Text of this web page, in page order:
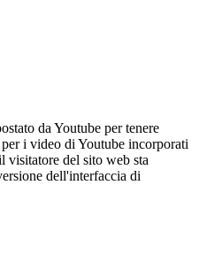
da Youtube per tenere
i video di Youtube incorporati
visitatore del sito web sta
dell'interfaccia di